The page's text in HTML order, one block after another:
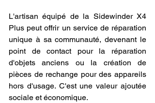
L'artisan équipé de la Sidewinder X4
Plus peut offrir un service de réparation
unique à sa communauté, devenant le
point de contact pour la réparation
d'objets anciens ou la création de
pièces de rechange pour des appareils
hors d'usage. C'est une valeur ajoutée
sociale et économique.